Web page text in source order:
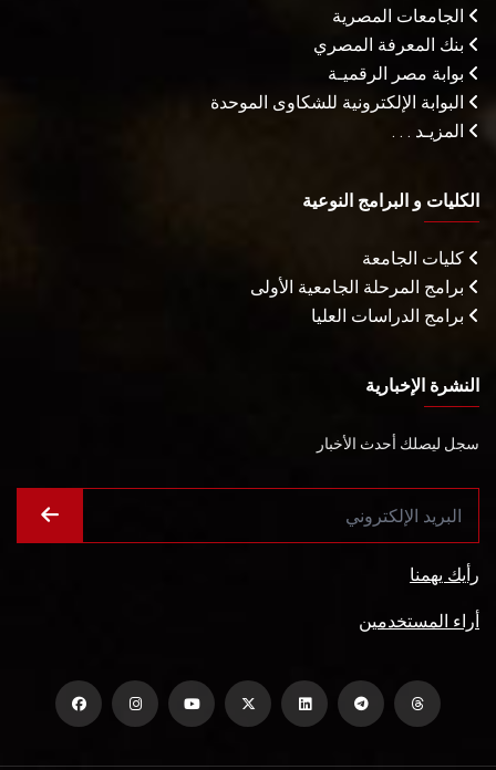
الجامعات المصرية
بنك المعرفة المصري
بوابة مصر الرقميـة
البوابة الإلكترونية للشكاوى الموحدة
المزيـد . . .
الكليات و البرامج النوعية
كليات الجامعة
برامج المرحلة الجامعية الأولى
برامج الدراسات العليا
النشرة الإخبارية
سجل ليصلك أحدث الأخبار
رأيك يهمنا
أراء المستخدمين